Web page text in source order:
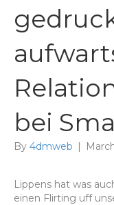
bei
By 4dmweb |
Lippens hat was
einen Flirting uff